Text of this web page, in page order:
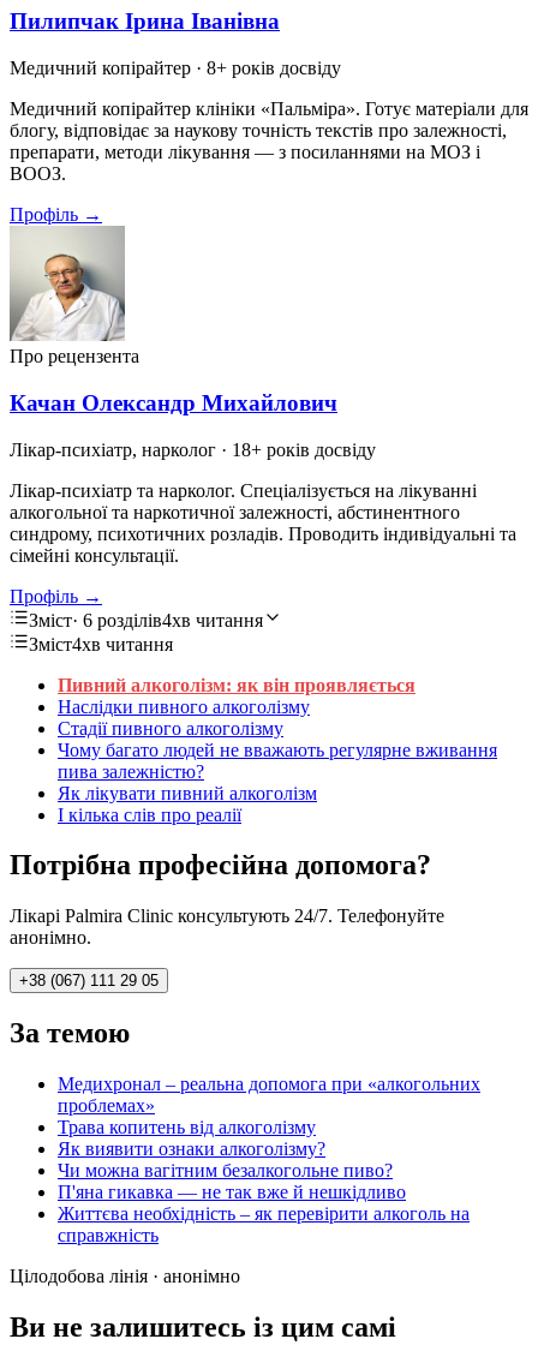
Пилипчак Ірина Іванівна
Медичний копірайтер · 8+ років досвіду
Медичний копірайтер клініки «Пальміра». Готує матеріали для
блогу, відповідає за наукову точність текстів про залежності,
препарати, методи лікування — з посиланнями на МОЗ і
ВООЗ.
Профіль →
Про рецензента
Качан Олександр Михайлович
Лікар-психіатр, нарколог · 18+ років досвіду
Лікар-психіатр та нарколог. Спеціалізується на лікуванні
алкогольної та наркотичної залежності, абстинентного
синдрому, психотичних розладів. Проводить індивідуальні та
сімейні консультації.
Профіль →
Зміст· 6 розділів4хв читання
Зміст4хв читання
Пивний алкоголізм: як він проявляється
Наслідки пивного алкоголізму
Стадії пивного алкоголізму
Чому багато людей не вважають регулярне вживання
пива залежністю?
Як лікувати пивний алкоголізм
І кілька слів про реалії
Потрібна професійна допомога?
Лікарі Palmira Clinic консультують 24/7. Телефонуйте
анонімно.
+38 (067) 111 29 05
За темою
Медихронал – реальна допомога при «алкогольних
проблемах»
Трава копитень від алкоголізму
Як виявити ознаки алкоголізму?
Чи можна вагітним безалкогольне пиво?
П'яна гикавка — не так вже й нешкідливо
Життєва необхідність – як перевірити алкоголь на
справжність
Цілодобова лінія · анонімно
Ви не залишитесь із цим самі